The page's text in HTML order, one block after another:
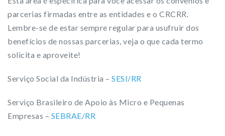
parcerias firmadas entre as entidades e o CRCRR.
Lembre-se de estar sempre regular para usufruir dos
benefícios de nossas parcerias, veja o que cada termo
solicita e aproveite!
Serviço Social da Indústria – SESI/RR
Serviço Brasileiro de Apoio às Micro e Pequenas
Empresas – SEBRAE/RR